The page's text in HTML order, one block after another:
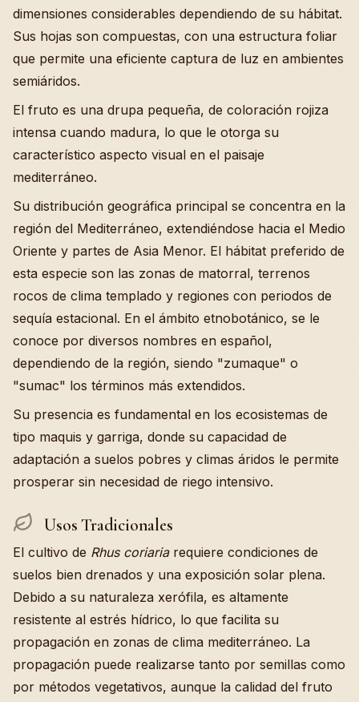
dimensiones considerables dependiendo de su hábitat.
Sus hojas son compuestas, con una estructura foliar
que permite una eficiente captura de luz en ambientes
semiáridos.
El fruto es una drupa pequeña, de coloración rojiza
intensa cuando madura, lo que le otorga su
característico aspecto visual en el paisaje
mediterráneo.
Su distribución geográfica principal se concentra en la
región del Mediterráneo, extendiéndose hacia el Medio
Oriente y partes de Asia Menor. El hábitat preferido de
esta especie son las zonas de matorral, terrenos
rocos de clima templado y regiones con periodos de
sequía estacional. En el ámbito etnobotánico, se le
conoce por diversos nombres en español,
dependiendo de la región, siendo "zumaque" o
"sumac" los términos más extendidos.
Su presencia es fundamental en los ecosistemas de
tipo maquis y garriga, donde su capacidad de
adaptación a suelos pobres y climas áridos le permite
prosperar sin necesidad de riego intensivo.
Usos Tradicionales
El cultivo de Rhus coriariarequiere condiciones de
suelos bien drenados y una exposición solar plena.
Debido a su naturaleza xerófila, es altamente
resistente al estrés hídrico, lo que facilita su
propagación en zonas de clima mediterráneo. La
propagación puede realizarse tanto por semillas como
por métodos vegetativos, aunque la calidad del fruto